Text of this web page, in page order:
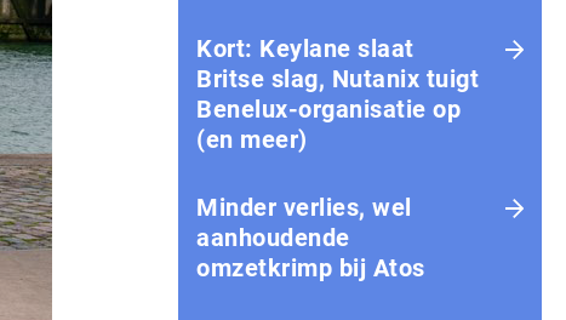
Kort: Keylane slaat
Britse slag, Nutanix tuigt
Benelux-organisatie op
(en meer)
Minder verlies, wel
aanhoudende
omzetkrimp bij Atos